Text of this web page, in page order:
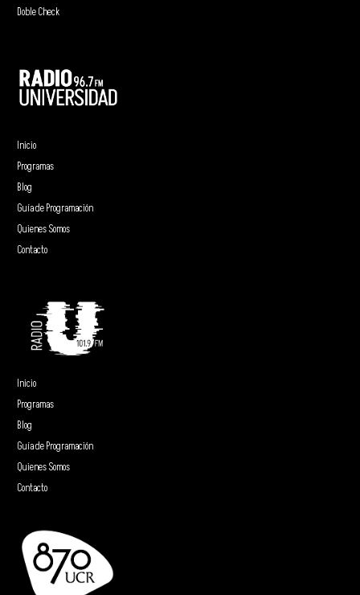
Doble Check
Inicio
Programas
Blog
Guía de Programación
Quienes Somos
Contacto
Inicio
Programas
Blog
Guía de Programación
Quienes Somos
Contacto